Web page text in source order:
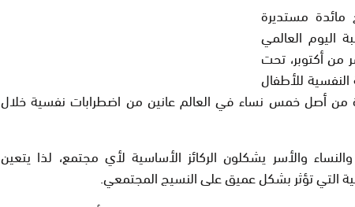
مائدة مستديرة
اليوم العالمي
من أكتوبر، تحت
للأطفال
من أصل خمس نساء في العالم عانين من اضطرابات نفسية خلال
والأسر يشكلون الركائز الأساسية لأي مجتمع، لذا يتعين
التي تؤثر بشكل عميق على النسيج المجتمعي.